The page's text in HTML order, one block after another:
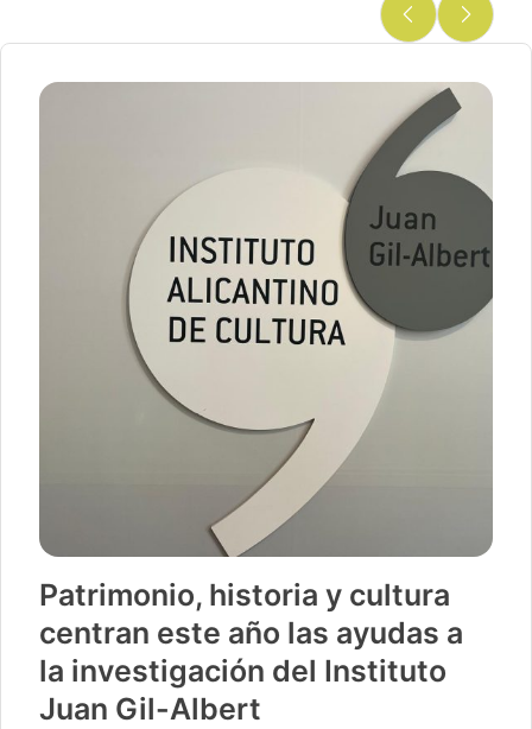
Patrimonio, historia y cultura
centran este año las ayudas a
la investigación del Instituto
Juan Gil-Albert